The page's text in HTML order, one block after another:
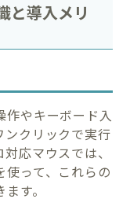
と導入メリ
やキーボード入
ンクリックで実行
応マウスでは、
って、これらの
す。